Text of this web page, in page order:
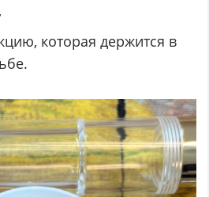
которая держится в